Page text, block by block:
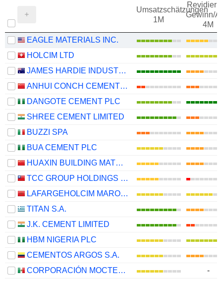
Umsatzschätzungen
1M
Gewinn/
4M
EAGLE MATERIALS INC.
HOLCIM LTD
JAMES HARDIE INDUSTRIES PLC
ANHUI CONCH CEMENT COMPANY LIMITED
DANGOTE CEMENT PLC
SHREE CEMENT LIMITED
BUZZI SPA
BUA CEMENT PLC
HUAXIN BUILDING MATERIALS GROUP CO., LTD.
TCC GROUP HOLDINGS CO., LTD.
LAFARGEHOLCIM MAROC S.A.
TITAN S.A.
J.K. CEMENT LIMITED
HBM NIGERIA PLC
CEMENTOS ARGOS S.A.
CORPORACIÓN MOCTEZUMA, S.A.B. DE C.V.
-